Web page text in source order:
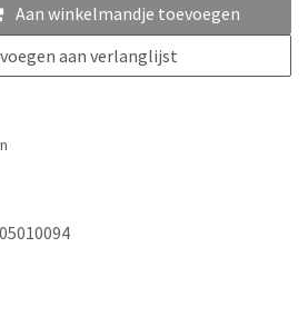
Aan winkelmandje toevoegen
aan verlanglijst